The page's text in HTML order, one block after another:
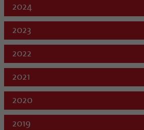
2024
2023
2022
2021
2020
2019